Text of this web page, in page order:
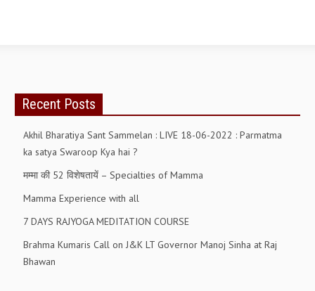
Recent Posts
Akhil Bharatiya Sant Sammelan : LIVE 18-06-2022 : Parmatma
ka satya Swaroop Kya hai ?
मम्मा की 52 विशेषतायें – Specialties of Mamma
Mamma Experience with all
7 DAYS RAJYOGA MEDITATION COURSE
Brahma Kumaris Call on J&K LT Governor Manoj Sinha at Raj
Bhawan